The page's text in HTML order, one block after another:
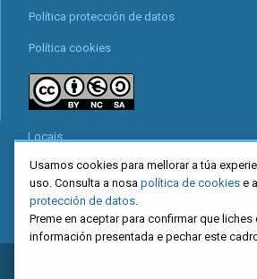
Política protección de datos
Política cookies
Locais
Mapa web
Redes sociais
. Confederación Intersindical
Usamos cookies para mellorar a túa
uso. Consulta a nosa política de cookies e
protección de datos
Preme en aceptar para confirmar que liches
información presentada e pechar este